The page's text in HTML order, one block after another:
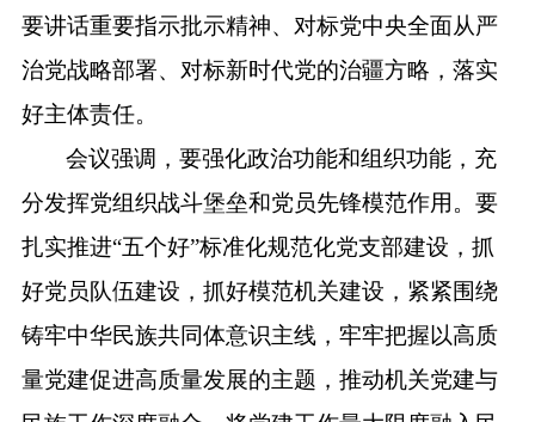
要讲话重要指示批示精神、对标党中央全面从严
治党战略部署、对标新时代党的治疆方略，落实
好主体责任。
会议强调，要强化政治功能和组织功能，充
分发挥党组织战斗堡垒和党员先锋模范作用。 要
扎实推进“五个好”标准化规范化党支部建设，抓
好党员队伍建设，抓好模范机关建设，紧紧围绕
铸牢中华民族共同体意识主线，牢牢把握以高质
量党建促进高质量发展的主题，推动机关党建与